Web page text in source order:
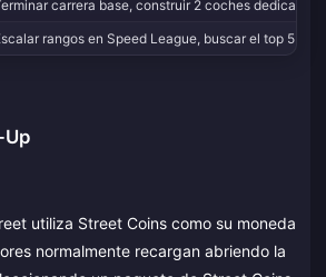
carrera base, construir 2 coches
rangos en Speed League, buscar el top 5%
Up
utiliza Street Coins como su moneda
normalmente recargan abriendo la